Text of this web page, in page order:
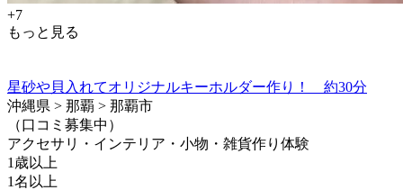
+7
もっと見る
星砂や貝入れてオリジナルキーホルダー作り！ 約30分
沖縄県 > 那覇 > 那覇市
（口コミ募集中）
アクセサリ・インテリア・小物・雑貨作り体験
1歳以上
1名以上